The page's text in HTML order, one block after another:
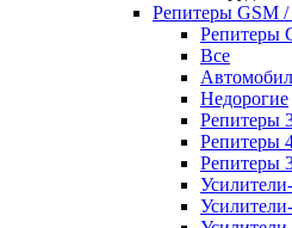
Репитеры GSM
Репитеры
Все
Недорогие
Репитеры
Репитеры
Репитеры